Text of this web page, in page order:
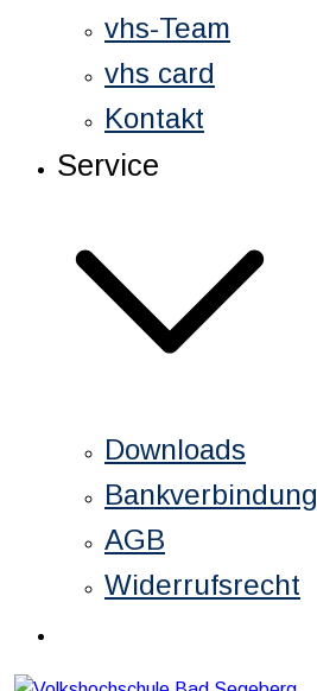
vhs-Team
vhs card
Kontakt
Service
Downloads
Bankverbindung
AGB
Widerrufsrecht